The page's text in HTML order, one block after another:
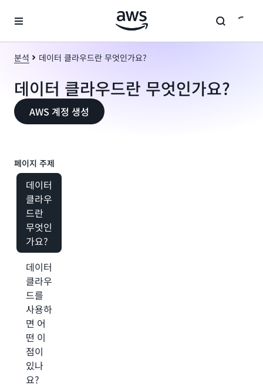
분석 데이터 클라우드란 무엇인가요?
데이터 클라우드란 무엇인가요?
AWS 계정 생성
페이지 주제
데이터
클라우
드란
무엇인
가요?
데이터
클라우
드를
사용하
면 어
떤 이
점이
있나
요?